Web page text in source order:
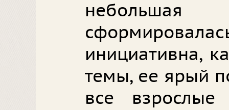
небольшая
инициативна,
темы, ее ярый
все